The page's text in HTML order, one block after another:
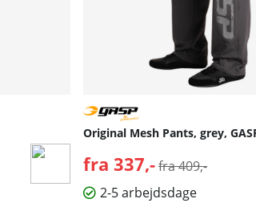
Original Mesh Pants, grey,
fra 337,-Normalpris:
fra 409,-
2-5 arbejdsdage